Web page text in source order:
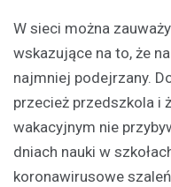
W sieci można
wskazujące na to, że
najmniej podejrzany.
przecież przedszkola i
wakacyjnym nie
dniach nauki w
koronawirusowe